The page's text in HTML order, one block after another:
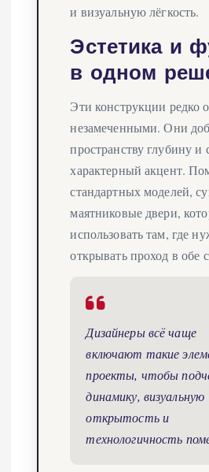
и визуальную лёгкость.
Эстетика и
в одном
Эти конструкции редко
незамеченными. Они
пространству глубину и
характерный акцент.
стандартных моделей,
маятниковые двери,
использовать там, где
открывать проход в обе
Дизайнеры всё чаще
включают такие
проекты, чтобы
динамику, визуальную
открытость и
технологичность